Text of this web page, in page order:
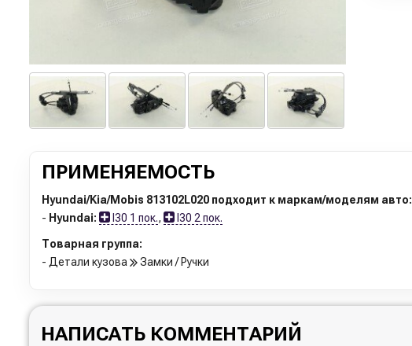
ПРИМЕНЯЕМОСТЬ
Hyundai/Kia/Mobis 813102L020 подходит к маркам/моделям авто:
- Hyundai: I30 1 пок., I30 2 пок.
Товарная группа:
- Детали кузова
Замки / Ручки
НАПИСАТЬ КОММЕНТАРИЙ